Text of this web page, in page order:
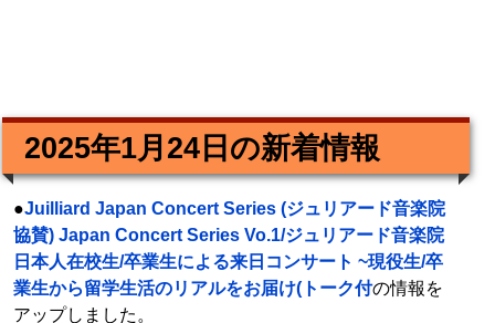
2025年1月24日の新着情報
●Juilliard Japan Concert Series (ジュリアード音楽院
協賛) Japan Concert Series Vo.1/ジュリアード音楽院
日本人在校生/卒業生による来日コンサート ~現役生/卒
業生から留学生活のリアルをお届け(トーク付の情報を
アップしました。